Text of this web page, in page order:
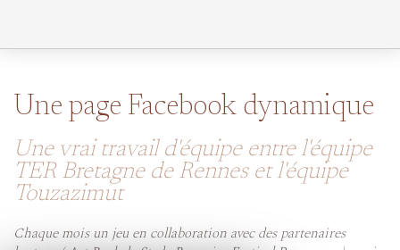
Une page Facebook dynamique
Une vrai travail d'équipe entre l'équipe
TER Bretagne de Rennes et l'équipe
Touzazimut
Chaque mois un jeu en collaboration avec des partenaires